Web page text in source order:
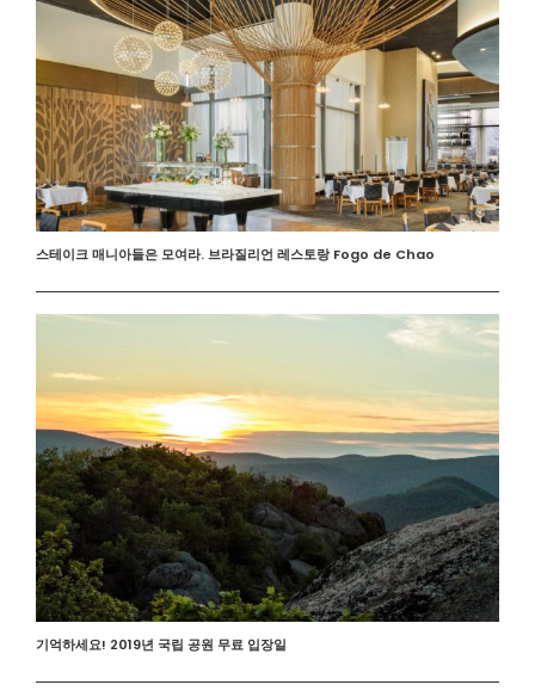
스테이크 매니아들은 모여라. 브라질리언 레스토랑 Fogo de Chao
기억하세요! 2019년 국립 공원 무료 입장일